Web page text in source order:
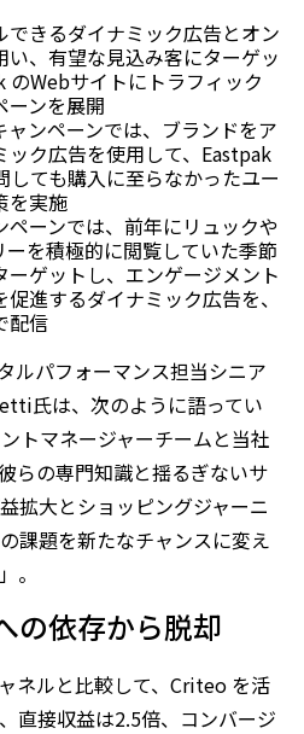
できるダイナミック広告とオン
い、有望な見込み客にターゲッ
のWebサイトにトラフィック
ーンを展開
ャンペーンでは、ブランドをア
ック広告を使用して、Eastpak
しても購入に至らなかったユー
を実施
ーンでは、前年にリュックや
ーを積極的に閲覧していた季節
ーゲットし、エンゲージメント
進するダイナミック広告を、
配信
ルパフォーマンス担当シニア
氏は、次のように語ってい
トマネージャーチームと当社
らの専門知識と揺るぎないサ
拡大とショッピングジャーニ
課題を新たなチャンスに変え
。
の依存から脱却
ネルと比較して、Criteo を活
直接収益は2.5倍、コンバージ